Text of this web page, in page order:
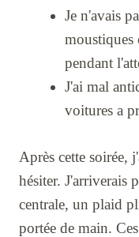
Je n'avais
pendant
J'ai mal
voitures a
Après cette soirée,
hésiter. J'arriverais
centrale, un plaid
portée de main.